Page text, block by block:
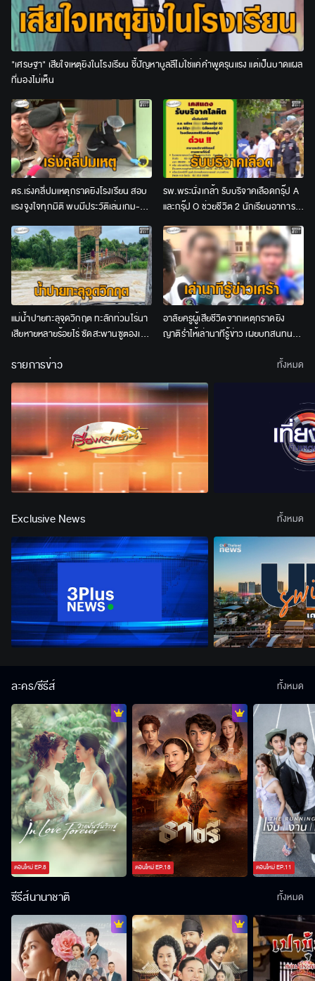
"เศรษฐา" เสียใจเหตุยิงในโรงเรียน ชี้ปัญหาบูลลีไม่ใช่แค่คำพูดรุนแรง แต่เป็นบาดแผล
ที่มองไม่เห็น
ตร.เร่งคลี่ปมเหตุกราดยิงโรงเรียน สอบ
แรงจูงใจทุกมิติ พบมีประวัติเล่นเกม-
เคยบ่นเครียดเรื่องเรียน
รพ.พระนั่งเกล้า รับบริจาคเลือดกรุ๊ป A
และกรุ๊ป O ช่วยชีวิต 2 นักเรียนอาการ
สาหัส จากเหตุกราดยิง
แม่น้ำปายทะลุจุดวิกฤต ทะลักท่วมไร่นา
เสียหายหลายร้อยไร่ ซัดสะพานซูตองเป้
อาลัยครูผู้เสียชีวิตจากเหตุกราดยิง
ญาติร่ำไห้เล่านาทีรู้ข่าว เผยบทสนทนา
รายการข่าว ทั้งหมด
Exclusive News ทั้งหมด
ละคร/ซีรีส์
ตอนใหม่EP.8 ตอนใหม่EP.18 ตอนใหม่EP.11
ทั้งหมด
ซีรีส์นานาชาติ ทั้งหมด